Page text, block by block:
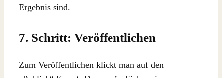
Ergebnis sind.
7. Schritt: Veröffentlichen
Zum Veröffentlichen klickt man auf den